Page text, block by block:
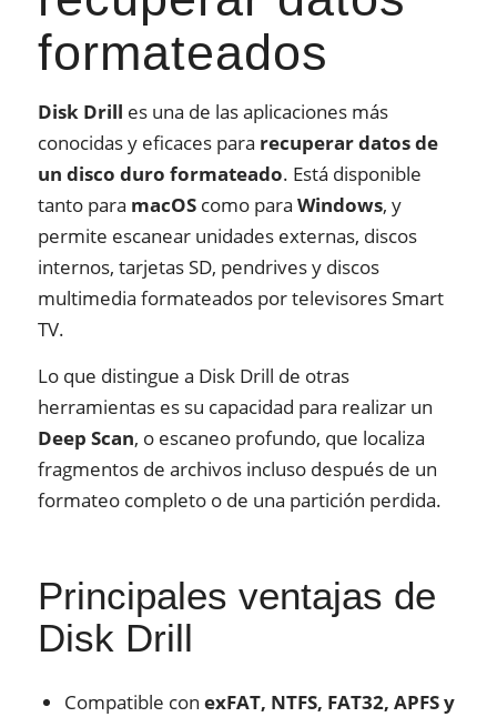
formateados
Disk Drill es una de las aplicaciones más
conocidas y eficaces para recuperar datos de
un disco duro formateado. Está disponible
tanto para macOScomo para Windows, y
permite escanear unidades externas, discos
internos, tarjetas SD, pendrives y discos
multimedia formateados por televisores Smart
TV.
Lo que distingue a Disk Drill de otras
herramientas es su capacidad para realizar un
Deep Scan, o escaneo profundo, que localiza
fragmentos de archivos incluso después de un
formateo completo o de una partición perdida.
Principales ventajas de
Disk Drill
Compatible con exFAT, NTFS, FAT32, APFS y